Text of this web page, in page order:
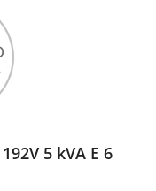
5 kVA E 6